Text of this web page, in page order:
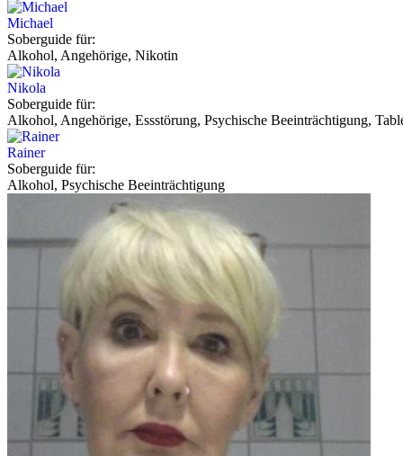
Michael
Soberguide für:
Alkohol, Angehörige, Nikotin
Nikola
Soberguide für:
Alkohol, Angehörige, Essstörung, Psychische Beeinträchtigung,
Rainer
Soberguide für:
Alkohol, Psychische Beeinträchtigung